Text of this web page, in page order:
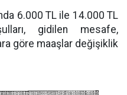
6.000 TL ile 14.000 TL
gidilen mesafe,
göre maaşlar değişiklik